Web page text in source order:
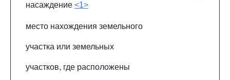
насаждение <1>
место нахождения земельного
участка или земельных
участков, где расположены